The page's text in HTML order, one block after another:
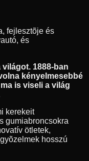
fejlesztõje és
és
1888-ban
kényelmesebbé
is viseli a világ
kerekeit
gumiabroncsokra
ötletek,
hosszú